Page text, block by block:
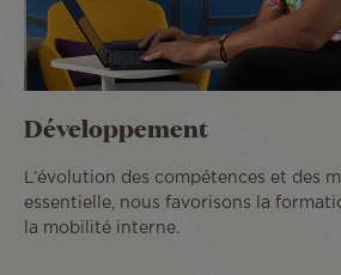
Développement
L’évolution des compétences et des
essentielle, nous favorisons la
la mobilité interne.